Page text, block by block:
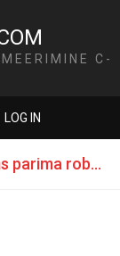
C-
LOG IN
Robotexi keerulisimal võistlusel ehitas parima roboti Robootika.COM